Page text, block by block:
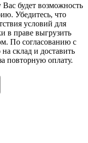
Вас будет возможность
Убедитесь, что
условий для
в праве выгрузить
По согласованию с
склад и доставить
повторную оплату.